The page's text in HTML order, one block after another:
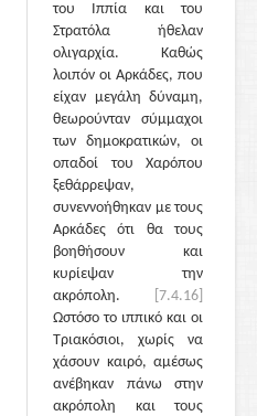
του Ιππία και του
Στρατόλα ήθελαν
ολιγαρχία. Καθώς
λοιπόν οι Αρκάδες, που
είχαν μεγάλη δύναμη,
θεωρούνταν σύμμαχοι
των δημοκρατικών, οι
οπαδοί του Χαρόπου
ξεθάρρεψαν,
συνεννοήθηκαν με τους
Αρκάδες ότι θα τους
βοηθήσουν και
κυρίεψαν την
ακρόπολη.
[7.4.16]
Ωστόσο το ιππικό και οι
Τριακόσιοι, χωρίς να
χάσουν καιρό, αμέσως
ανέβηκαν πάνω στην
ακρόπολη και τους